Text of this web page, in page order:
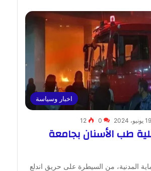
اخبار وسياسة
19 يونيو، 2024 0
12
طب الأسنان بجامعة
المدنية، من السيطرة على حريق اندلع